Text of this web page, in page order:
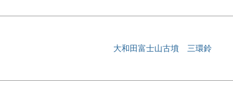
大和田富士山古墳 三環鈴